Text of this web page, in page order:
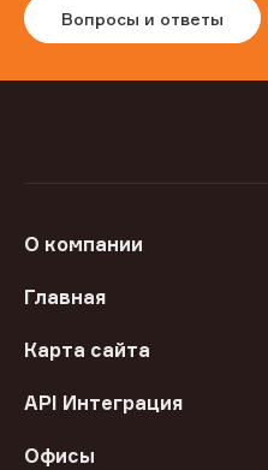
Вопросы и ответы
О компании
Главная
Карта сайта
API Интеграция
Офисы